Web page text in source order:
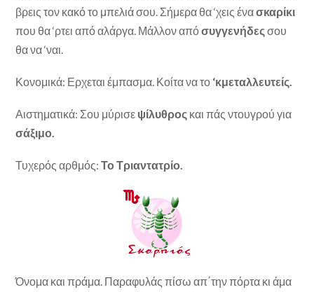
βρεις τον κακό το μπελιά σου. Σήμερα θα ‘χεις ένασκαρίκι
που θα ‘ρτει από αλάργα. Μάλλον απόσυγγενήδες σου
θα να ‘ναι.
Κονομικά: Ερχεται έμπασμα. Κοίτα να το ‘κμεταλλευτείς.
Αιστηματικά: Σου μύρισε ψίλυθρος και πάς ντουγρού για
σάξιμο.
Τυχερός αρθμός:Το Τριαντατρίο.
Όνομα και πράμα. Παραφυλάς πίσω απ΄την πόρτα κι άμα